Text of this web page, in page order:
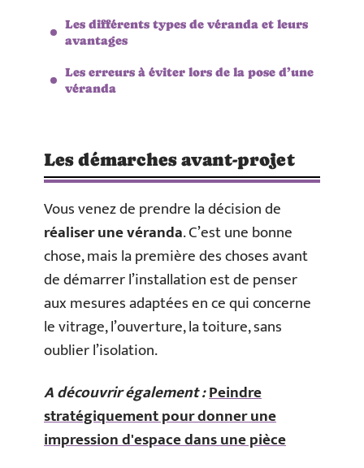
Les différents types de véranda et leurs
avantages
Les erreurs à éviter lors de la pose d’une
véranda
Les démarches avant-projet
Vous venez de prendre la décision de
réaliser une véranda. C’est une bonne
chose, mais la première des choses avant
de démarrer l’installation est de penser
aux mesures adaptées en ce qui concerne
le vitrage, l’ouverture, la toiture, sans
oublier l’isolation.
A découvrir également :Peindre
stratégiquement pour donner une
impression d'espace dans une pièce